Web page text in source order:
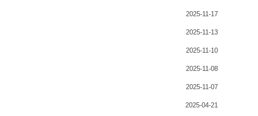
2025-11-17
2025-11-13
2025-11-10
2025-11-08
2025-11-07
2025-04-21